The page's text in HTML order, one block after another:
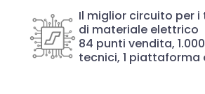
Il miglior circuito per
di materiale elettrico
84 punti vendita,
tecnici, 1 piattaforma